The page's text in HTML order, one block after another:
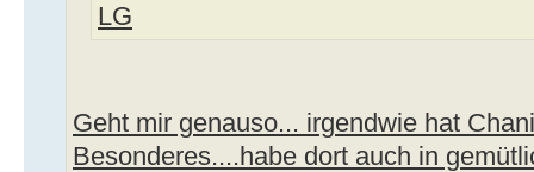
LG
Geht mir genauso... irgendwie hat
Besonderes....habe dort auch in